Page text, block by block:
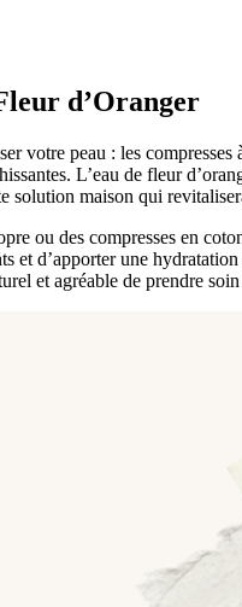
d’Oranger
votre peau : les
L’eau de fleur
solution maison qui
ou des compresses en
et d’apporter une
et agréable de prendre